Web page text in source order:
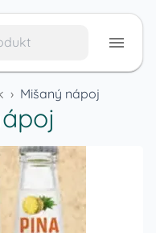
› Mišaný nápoj